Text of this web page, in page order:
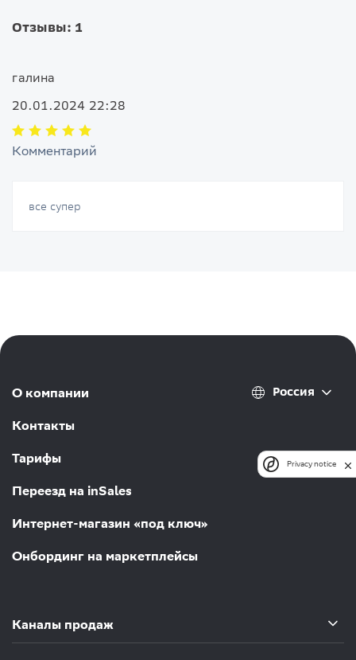
Отзывы: 1
галина
20.01.2024 22:28
Комментарий
все супер
О компании
Контакты
Тарифы
Переезд на inSales
Интернет-магазин «под ключ»
Онбординг на маркетплейсы
Россия
Каналы продаж
Privacy notice